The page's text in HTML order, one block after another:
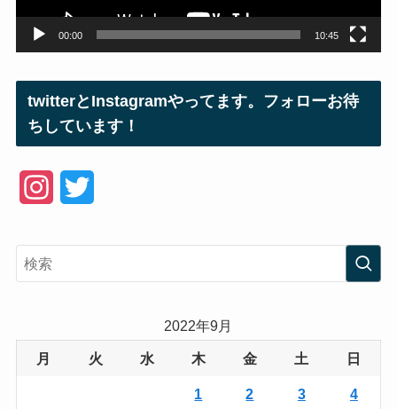
00:00 10:45
twitterとInstagramやってます。フォローお待
ちしています！
e
2022年9月
月 火 水 木 金 土 日
1 2 3 4